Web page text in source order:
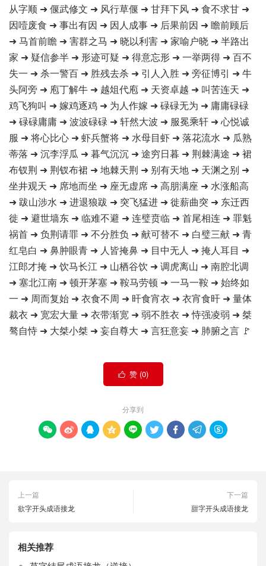
从字顺 ➜ 偃武修文 ➜ 风行草偃 ➜ 甘拜下风 ➜ 食不求甘 ➜
因噎废食 ➜ 事出有因 ➜ 因人成事 ➜ 后果前因 ➜ 瞻前顾后
➜ 马首前瞻 ➜ 害群之马 ➜ 晓以利害 ➜ 家喻户晓 ➜ 半路出
家 ➜ 疑信参半 ➜ 形迹可疑 ➜ 得意忘形 ➜ 一举两得 ➜ 百不
失一 ➜ 杀一警百 ➜ 胜残去杀 ➜ 引人入胜 ➜ 旁征博引 ➜ 牛
头阿旁 ➜ 庖丁解牛 ➜ 越俎代庖 ➜ 天资卓越 ➜ 叫苦连天 ➜
鸡飞狗叫 ➜ 嫁鸡逐鸡 ➜ 为人作嫁 ➜ 碌碌无为 ➜ 庸庸碌碌
➜ 碌碌庸庸 ➜ 波波碌碌 ➜ 轩然大波 ➜ 服冕乘轩 ➜ 心悦诚
服 ➜ 将心比心 ➜ 虾兵蟹将 ➜ 水母目虾 ➜ 落花流水 ➜ 瓜熟
蒂落 ➜ 沉李浮瓜 ➜ 暮气沉沉 ➜ 途穷日暮 ➜ 荆棘满途 ➜ 裙
布钗荆 ➜ 荆钗布裙 ➜ 地棘天荆 ➜ 别有天地 ➜ 天渊之别 ➜
坐井观天 ➜ 席地而坐 ➜ 座无虚席 ➜ 高朋满座 ➜ 水涨船高
➜ 跋山涉水 ➜ 进退狼跋 ➜ 突飞猛进 ➜ 徙薪曲突 ➜ 东迁西
徙 ➜ 避世墙东 ➜ 临难不避 ➜ 连璧贲临 ➜ 首尾相连 ➜ 罪魁
祸首 ➜ 负荆请罪 ➜ 不分胜负 ➜ 献可替不 ➜ 白璧三献 ➜ 青
红皂白 ➜ 鼻肿眼青 ➜ 人皆掩鼻 ➜ 目中无人 ➜ 掩人耳目 ➜
江郎才掩 ➜ 饮马长江 ➜ 山栖谷饮 ➜ 调虎离山 ➜ 南腔北调
➜ 塞北江南 ➜ 顿开茅塞 ➜ 鞍马劳顿 ➜ 一马一鞍 ➜ 始终如
一 ➜ 周而复始 ➜ 衣食不周 ➜ 旰食宵衣 ➜ 衣宵食旰 ➜ 量体
裁衣 ➜ 宽宏大量 ➜ 衣带渐宽 ➜ 弱不胜衣 ➜ 恃强凌弱 ➜ 桀
骜自恃 ➜ 大桀小桀 ➜ 妄自尊大 ➜ 言狂意妄 ➜ 肺腑之言 🚩
 赞 (0)
分享到
        
上一篇
欲字开头成语接龙
下一篇
甜字开头成语接龙
相关推荐